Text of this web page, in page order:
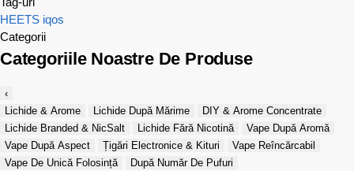
HEETS iqos
Categorii
Categoriile Noastre De Produse
‹
Lichide & Arome
Lichide După Mărime
DIY & Arome Concentrate
Lichide Branded & NicSalt
Lichide Fără Nicotină
Vape După Aromă
Vape După Aspect
Țigări Electronice & Kituri
Vape Reîncărcabil
Vape De Unică Folosință
După Număr De Pufuri